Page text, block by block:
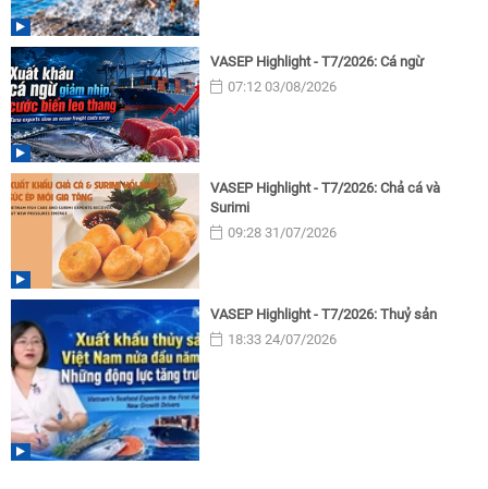
VASEP Highlight - T7/2026: Cá ngừ
07:12 03/08/2026
VASEP Highlight - T7/2026: Chả cá và
Surimi
09:28 31/07/2026
VASEP Highlight - T7/2026: Thuỷ sản
18:33 24/07/2026